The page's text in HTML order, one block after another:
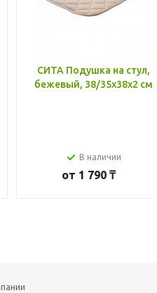
СИТА Подушка на стул,
бежевый, 38/35x38x2 см
В наличии
от 1 790 ₸